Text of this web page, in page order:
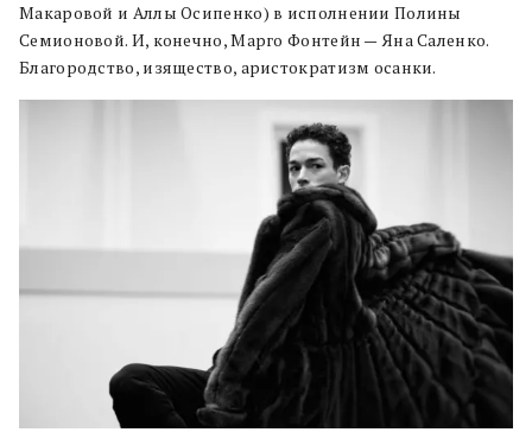
Макаровой и Аллы Осипенко) в исполнении Полины
Семионовой. И, конечно, Марго Фонтейн — Яна Саленко.
Благородство, изящество, аристократизм осанки.